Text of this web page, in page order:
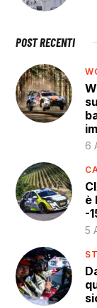
POST RECENTI
6
è
-
5